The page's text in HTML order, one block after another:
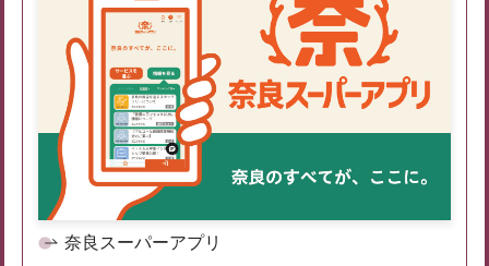
奈良スーパーアプリ